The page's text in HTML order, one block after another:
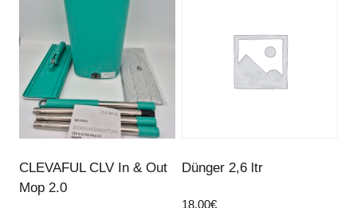
CLEVAFUL CLV In & Out
Mop 2.0
Dünger 2,6 ltr
18,00€